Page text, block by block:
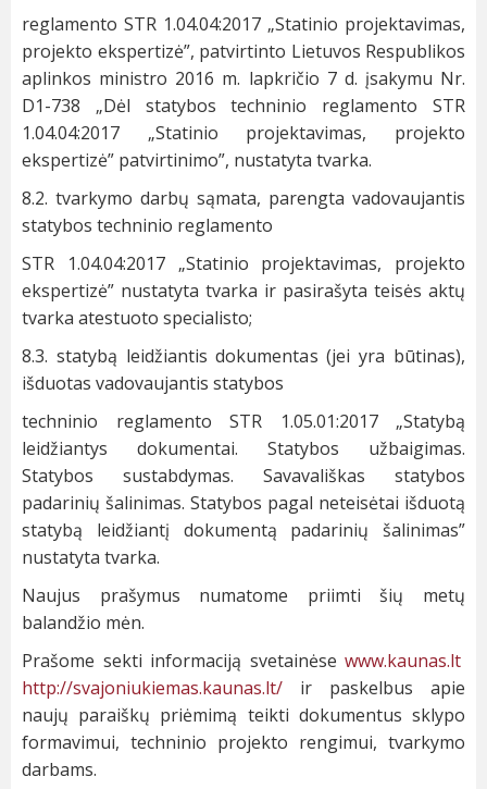
reglamento STR 1.04.04:2017 „Statinio projektavimas,
projekto ekspertizė”, patvirtinto Lietuvos Respublikos
aplinkos ministro 2016 m. lapkričio 7 d. įsakymu Nr.
D1-738 „Dėl statybos techninio reglamento STR
1.04.04:2017 „Statinio projektavimas, projekto
ekspertizė” patvirtinimo”, nustatyta tvarka.
8.2. tvarkymo darbų sąmata, parengta vadovaujantis
statybos techninio reglamento
STR 1.04.04:2017 „Statinio projektavimas, projekto
ekspertizė” nustatyta tvarka ir pasirašyta teisės aktų
tvarka atestuoto specialisto;
8.3. statybą leidžiantis dokumentas (jei yra būtinas),
išduotas vadovaujantis statybos
techninio reglamento STR 1.05.01:2017 „Statybą
leidžiantys dokumentai. Statybos užbaigimas.
Statybos sustabdymas. Savavališkas statybos
padarinių šalinimas. Statybos pagal neteisėtai išduotą
statybą leidžiantį dokumentą padarinių šalinimas”
nustatyta tvarka.
Naujus prašymus numatome priimti šių metų
balandžio mėn.
Prašome sekti informaciją svetainėse www.kaunas.lt
http://svajoniukiemas.kaunas.lt/ ir paskelbus apie
naujų paraiškų priėmimą teikti dokumentus sklypo
formavimui, techninio projekto rengimui, tvarkymo
darbams.